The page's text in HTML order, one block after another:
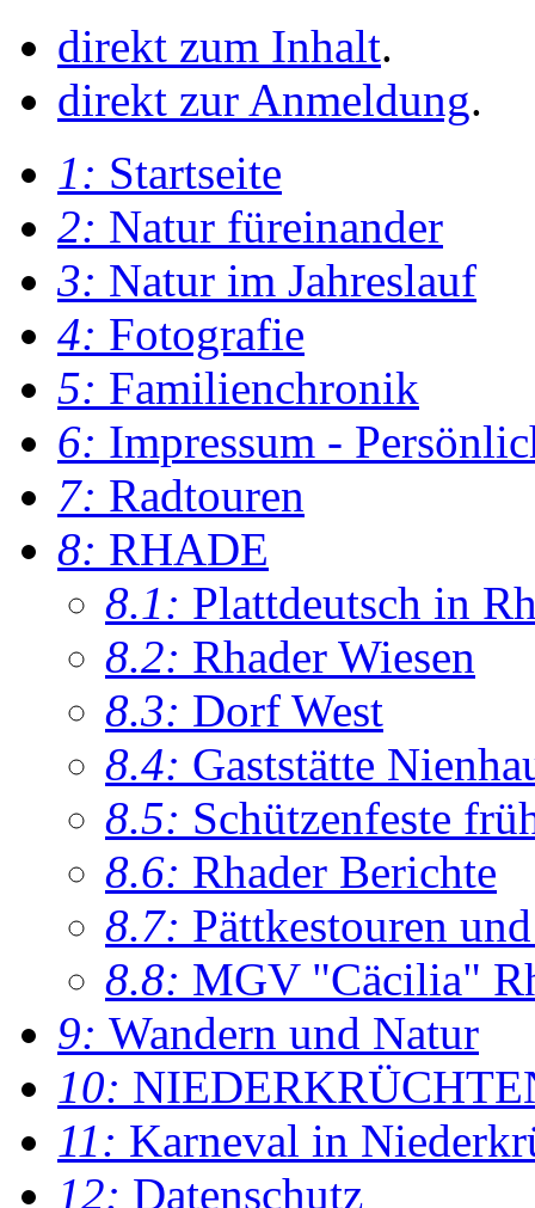
direkt zum Inhalt.
direkt zur Anmeldung.
1: Startseite
2: Natur füreinander
3: Natur im Jahreslauf
4: Fotografie
5: Familienchronik
6: Impressum -
7: Radtouren
8: RHADE
8.1: Plattdeutsch in
8.2: Rhader Wiesen
8.3: Dorf West
8.4: Gaststätte
8.5: Schützenfeste
8.6: Rhader Berichte
8.7: Pättkestouren
8.8: MGV "Cäcilia"
9: Wandern und Natur
10:
11: Karneval in
12: Datenschutz